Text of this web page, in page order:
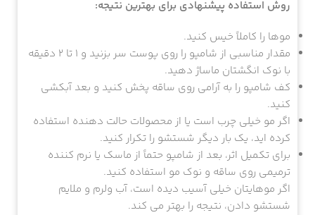
روش استفاده پیشنهادی برای بهترین نتیجه:
موها را کاملاً خیس کنید.
مقدار مناسبی از شامپو را روی پوست سر بزنید و ۱ تا ۲ دقیقه
با نوک انگشتان ماساژ دهید.
کف شامپو را به آرامی روی ساقه پخش کنید و بعد آبکشی
کنید.
اگر مو خیلی چرب است یا از محصولات حالت دهنده استفاده
کرده اید، یک بار دیگر شستشو را تکرار کنید.
برای تکمیل اثر، بعد از شامپو حتماً از ماسک یا نرم کننده
ترمیمی روی ساقه و نوک مو استفاده کنید.
اگر موهایتان خیلی آسیب دیده است، آب ولرم و ملایم
شستشو دادن، نتیجه را بهتر می کند.